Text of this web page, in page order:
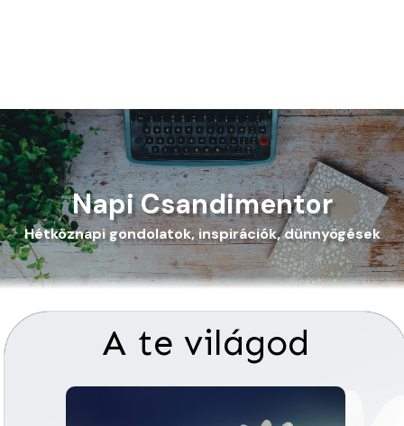
Napi Csandimentor
Hétköznapi gondolatok, inspirációk, dünnyögések
A te világod